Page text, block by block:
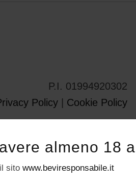
P.I. 01994920302
Policy
Cookie Policy
almeno 18
sito www.beviresponsabile.it